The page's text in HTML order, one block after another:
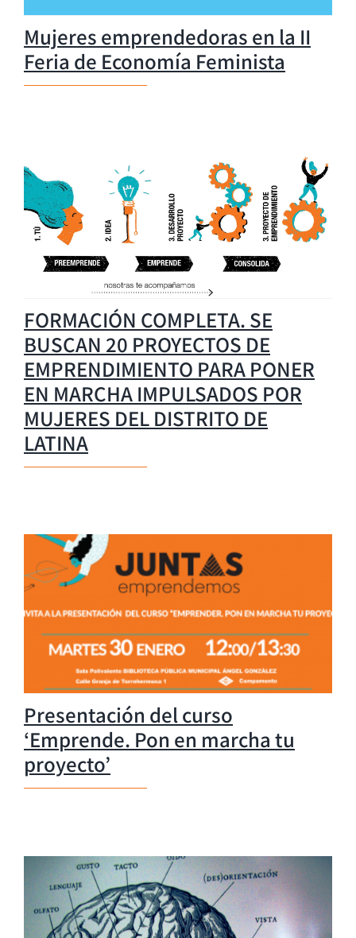
Mujeres emprendedoras en la II
Feria de Economía Feminista
FORMACIÓN COMPLETA. SE
BUSCAN 20 PROYECTOS DE
EMPRENDIMIENTO PARA PONER
EN MARCHA IMPULSADOS POR
MUJERES DEL DISTRITO DE
LATINA
Presentación del curso
‘Emprende. Pon en marcha tu
proyecto’